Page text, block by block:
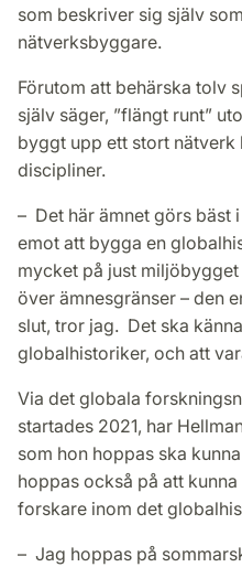
som beskriver sig själv
nätverksbyggare.
Förutom att behärska tolv
själv säger, ”flängt runt”
byggt upp ett stort
discipliner.
– Det här ämnet görs bäst
emot att bygga en
mycket på just
över ämnesgränser – den
slut, tror jag. Det ska
globalhistoriker, och att
Via det globala
startades 2021, har
som hon hoppas ska
hoppas också på att
forskare inom det
– Jag hoppas på